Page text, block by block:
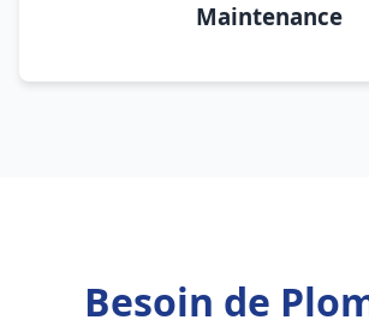
Maintenance
Besoin de